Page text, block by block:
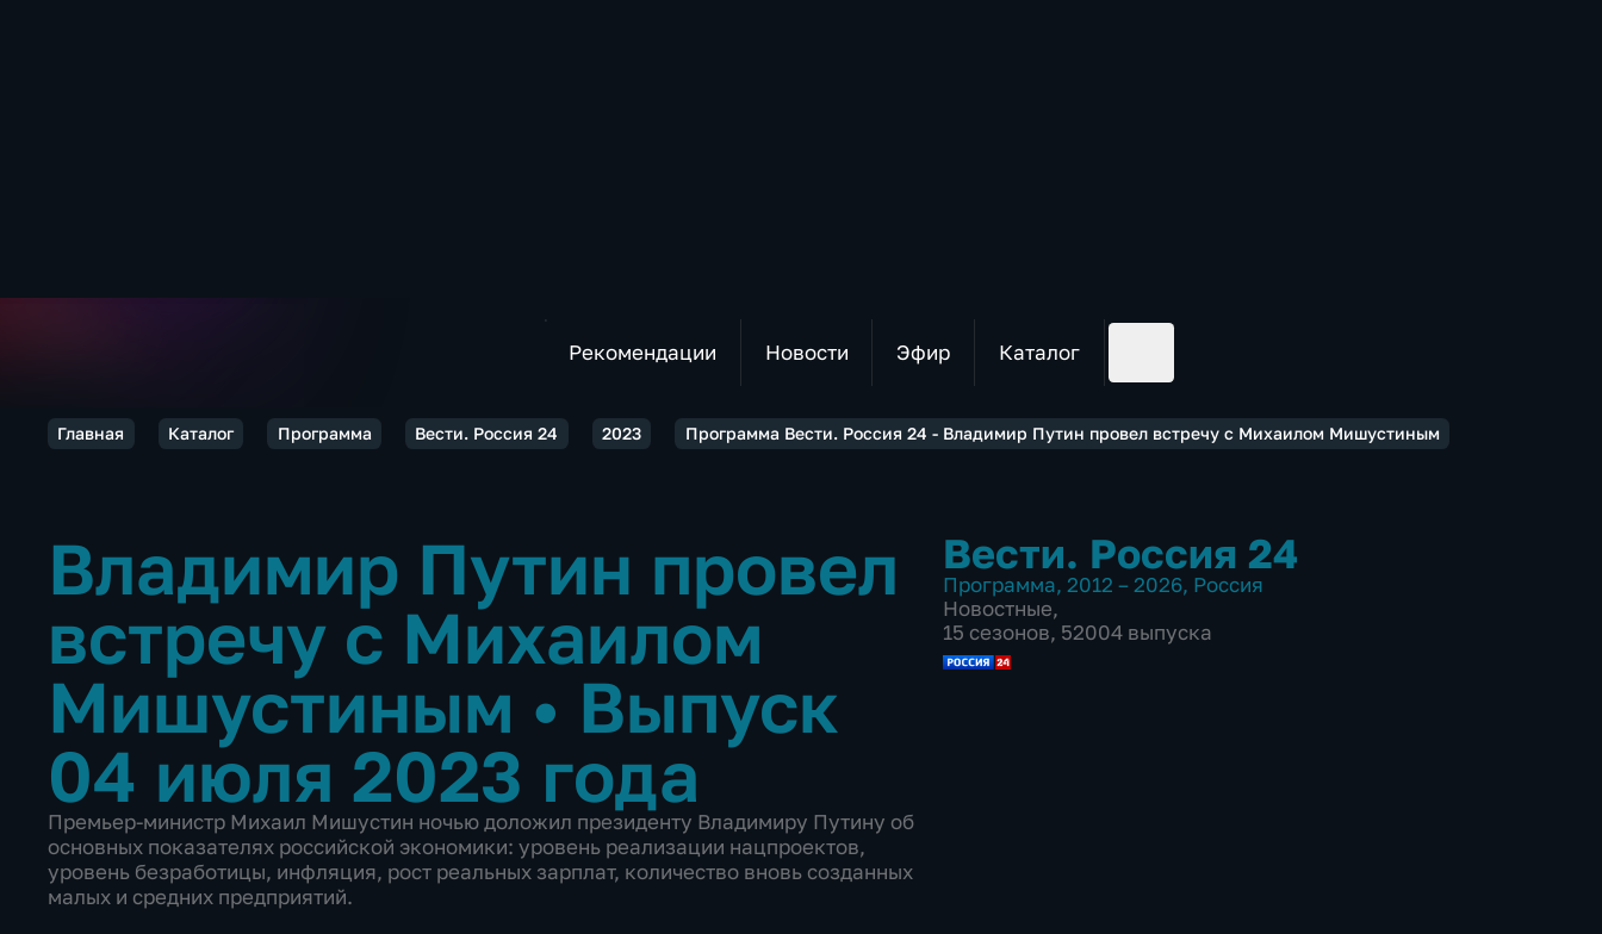
Рекомендации Новости Эфир Каталог
Главная Каталог Программа Вести. Россия 24 2023 Программа Вести. Россия 24 - Владимир Путин провел встречу с Михаилом Мишустиным
Владимир Путин провел
встречу с Михаилом
Мишустиным • Выпуск
04 июля 2023 года
Премьер-министр Михаил Мишустин ночью доложил президенту Владимиру Путину об
основных показателях российской экономики: уровень реализации нацпроектов,
уровень безработицы, инфляция, рост реальных зарплат, количество вновь созданных
малых и средних предприятий.
Вести. Россия 24
Программа, 2012 – 2026, Россия
Новостные,
15 сезонов, 52004 выпуска